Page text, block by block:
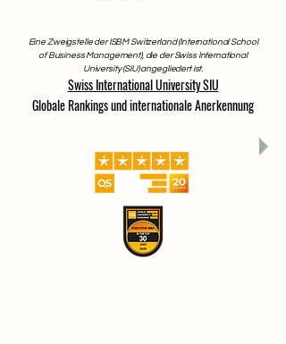
Eine Zweigstelle der ISBM Switzerland (International School
of Business Management), die der Swiss International
University (SIU) angegliedert ist.
Swiss International University SIU
Globale Rankings und internationale Anerkennung